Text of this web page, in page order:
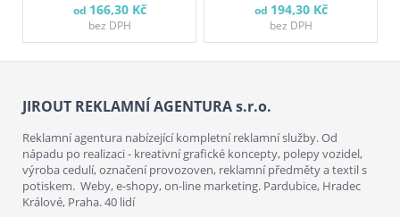
od 166,30 Kč
bez DPH
od 194,30 Kč
bez DPH
JIROUT REKLAMNÍ AGENTURA s.r.o.
Reklamní agentura nabízející kompletní reklamní služby. Od
nápadu po realizaci - kreativní grafické koncepty, polepy vozidel,
výroba cedulí, označení provozoven, reklamní předměty a textil s
potiskem. Weby, e-shopy, on-line marketing. Pardubice, Hradec
Králové, Praha. 40 lidí